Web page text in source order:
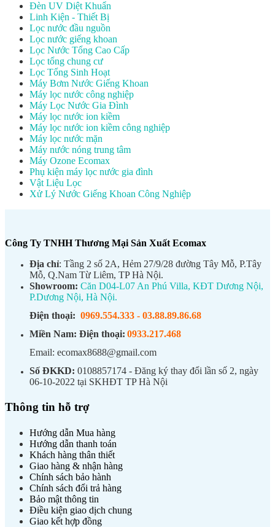
Đèn UV Diệt Khuẩn
Linh Kiện - Thiết Bị
Lọc nước đầu nguồn
Lọc nước giếng khoan
Lọc Nước Tổng Cao Cấp
Lọc tổng chung cư
Lọc Tổng Sinh Hoạt
Máy Bơm Nước Giếng Khoan
Máy lọc nước công nghiệp
Máy Lọc Nước Gia Đình
Máy lọc nước ion kiềm
Máy lọc nước ion kiềm công nghiệp
Máy lọc nước mặn
Máy nước nóng trung tâm
Máy Ozone Ecomax
Phụ kiện máy lọc nước gia đình
Vật Liệu Lọc
Xử Lý Nước Giếng Khoan Công Nghiệp
Công Ty TNHH Thương Mại Sản Xuất Ecomax
Địa chỉ: Tầng 2 số 2A, Hẻm 27/9/28 đường Tây Mỗ, P.Tây
Mỗ, Q.Nam Từ Liêm, TP Hà Nội.
Showroom: Căn D04-L07 An Phú Villa, KĐT Dương Nội,
P.Dương Nội, Hà Nội.
Điện thoại: 0969.554.333 - 03.88.89.86.68
Miền Nam: Điện thoại: 0933.217.468
Email: ecomax8688@gmail.com
Số ĐKKD: 0108857174 - Đăng ký thay đổi lần số 2, ngày
06-10-2022 tại SKHĐT TP Hà Nội
Thông tin hỗ trợ
Hướng dẫn Mua hàng
Hướng dẫn thanh toán
Khách hàng thân thiết
Giao hàng & nhận hàng
Chính sách bảo hành
Chính sách đổi trả hàng
Bảo mật thông tin
Điều kiện giao dịch chung
Giao kết hợp đồng